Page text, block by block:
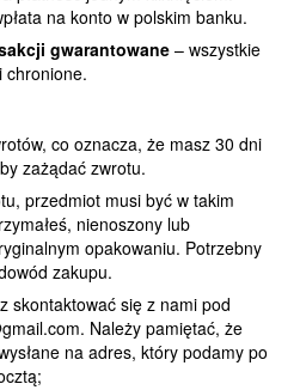
na konto w polskim banku.
gwarantowane – wszystkie
chronione.
co oznacza, że masz 30 dni
zażądać zwrotu.
przedmiot musi być w takim
nienoszony lub
opakowaniu. Potrzebny
zakupu.
skontaktować się z nami pod
Należy pamiętać, że
na adres, który podamy po